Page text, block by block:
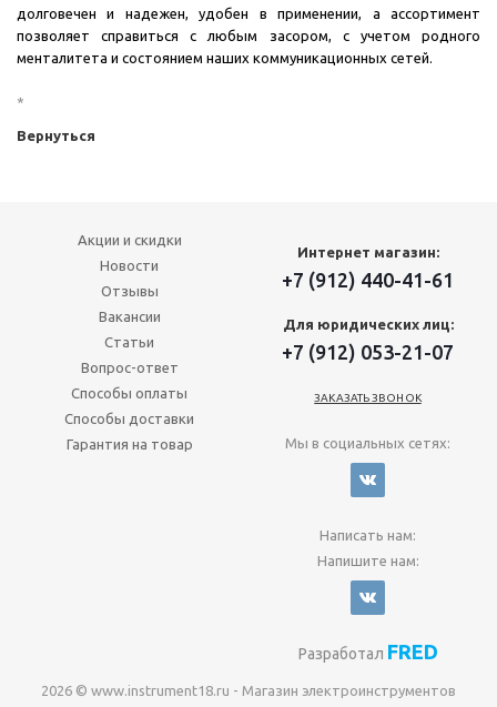
долговечен и надежен, удобен в применении, а ассортимент
позволяет справиться с любым засором, с учетом родного
менталитета и состоянием наших коммуникационных сетей.
*
Вернуться
Акции и скидки
Новости
Отзывы
Вакансии
Статьи
Вопрос-ответ
Способы оплаты
Способы доставки
Гарантия на товар
Интернет магазин:
+7 (912) 440-41-61
Для юридических лиц:
+7 (912) 053-21-07
ЗАКАЗАТЬ ЗВОНОК
Мы в социальных сетях:
Написать нам:
Напишите нам:
Разработал FRED
2026 © www.instrument18.ru - Магазин электроинструментов